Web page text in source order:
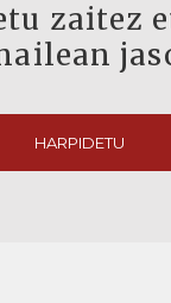
zaitez
HARPIDETU